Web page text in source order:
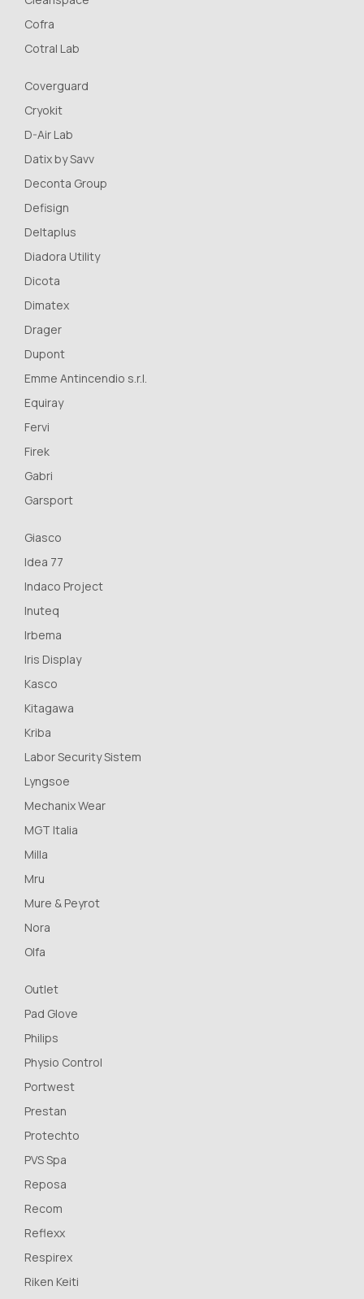
Cofra
Cotral Lab
Coverguard
Cryokit
D-Air Lab
Datix by Savv
Deconta Group
Defisign
Deltaplus
Diadora Utility
Dicota
Dimatex
Drager
Dupont
Emme Antincendio s.r.l.
Equiray
Fervi
Firek
Gabri
Garsport
Giasco
Idea 77
Indaco Project
Inuteq
Irbema
Iris Display
Kasco
Kitagawa
Kriba
Labor Security Sistem
Lyngsoe
Mechanix Wear
MGT Italia
Milla
Mru
Mure & Peyrot
Nora
Olfa
Outlet
Pad Glove
Philips
Physio Control
Portwest
Prestan
Protechto
PVS Spa
Reposa
Recom
Reflexx
Respirex
Riken Keiti